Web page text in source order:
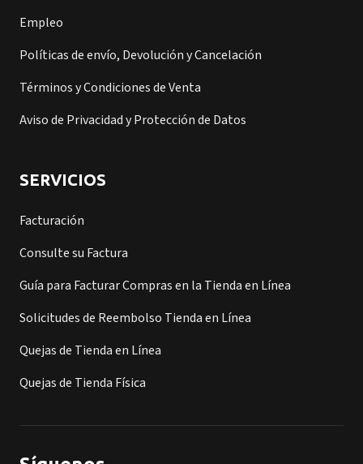
Empleo
Políticas de envío, Devolución y Cancelación
Términos y Condiciones de Venta
Aviso de Privacidad y Protección de Datos
SERVICIOS
Facturación
Consulte su Factura
Guía para Facturar Compras en la Tienda en Línea
Solicitudes de Reembolso Tienda en Línea
Quejas de Tienda en Línea
Quejas de Tienda Física